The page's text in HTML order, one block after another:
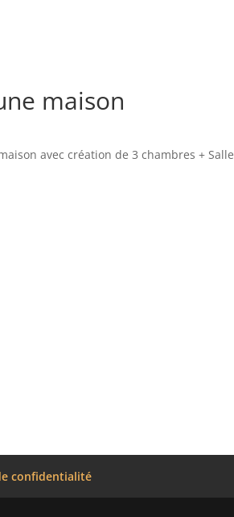
maison
avec création de 3 chambres + Salle
confidentialité